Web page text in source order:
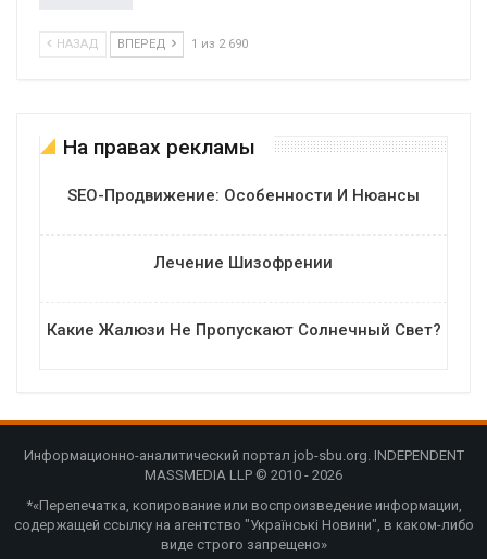
НАЗАД ВПЕРЕД 1 из 2 690
На правах рекламы
SEO-Продвижение: Особенности И Нюансы
Лечение Шизофрении
Какие Жалюзи Не Пропускают Солнечный Свет?
Информационно-аналитический портал job-sbu.org. INDEPENDENT
MASSMEDIA LLP © 2010 - 2026
*«Перепечатка, копирование или воспроизведение информации,
содержащей ссылку на агентство "Українські Новини", в каком-либо
виде строго запрещено»